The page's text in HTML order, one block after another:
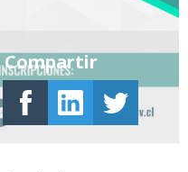
Compartir